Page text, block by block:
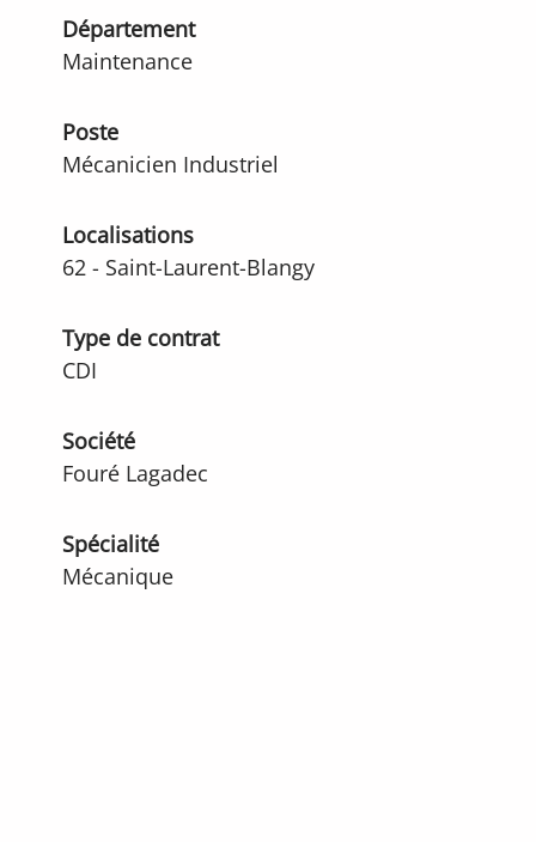
Département
Maintenance
Poste
Mécanicien Industriel
Localisations
62 - Saint-Laurent-Blangy
Type de contrat
CDI
Société
Fouré Lagadec
Spécialité
Mécanique